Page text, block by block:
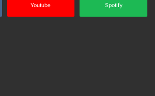
Youtube Spotify